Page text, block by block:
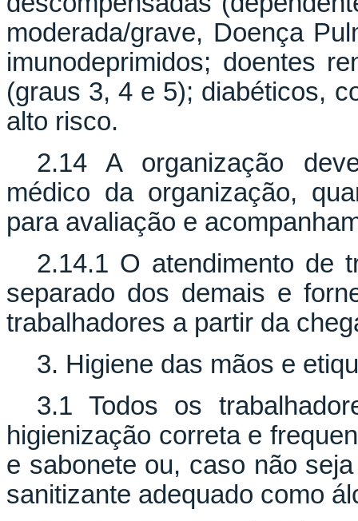
moderada/grave, Doença
imunodeprimidos; doentes
(graus 3, 4 e 5); diabéticos,
alto risco.
2.14 A organização
médico da organização,
para avaliação e
2.14.1 O atendimento de
separado dos demais e
trabalhadores a partir da
3. Higiene das mãos e
3.1 Todos os
higienização correta e
e sabonete ou, caso não
sanitizante adequado como